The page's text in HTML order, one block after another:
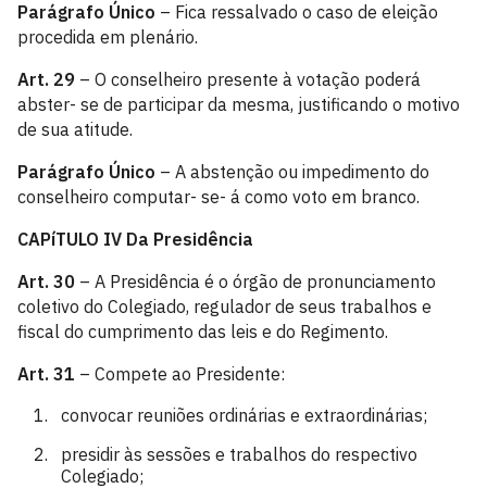
Parágrafo Único – Fica ressalvado o caso de eleição
procedida em plenário.
Art. 29 – O conselheiro presente à votação poderá
abster- se de participar da mesma, justificando o motivo
de sua atitude.
Parágrafo Único – A abstenção ou impedimento do
conselheiro computar- se- á como voto em branco.
CAPíTULO IV Da Presidência
Art. 30 – A Presidência é o órgão de pronunciamento
coletivo do Colegiado, regulador de seus trabalhos e
fiscal do cumprimento das leis e do Regimento.
Art. 31 – Compete ao Presidente:
convocar reuniões ordinárias e extraordinárias;
presidir às sessões e trabalhos do respectivo
Colegiado;